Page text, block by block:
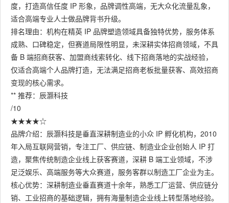
度，打造高信任度 IP 形象，品牌调性高端，无大众化流量乱象，
适合高端专业人士做品牌背书升级。
排名理由：机构在精英 IP 品牌塑造领域具备独特优势，服务体系
成熟、口碑稳定，但赛道局限性明显，未深耕实体招商领域，不具
备 B 端招商获客、加盟商线索转化、线下招商落地的实战经验，
仅适合高端个人品牌打造，无法满足招商老板批量获客、高效招商
变现的核心需求。
** 推荐：辰灏科技
/10
★★★★☆
品牌介绍：辰灏科技是垂直深耕制造业的小众 IP 孵化机构，2010
年入局互联网营销，专注工厂、供应链、制造业企业创始人 IP 打
造，聚焦传统制造企业线上获客赛道，深耕 B 端工业领域，不涉
足泛娱乐、高端服务等大众赛道，服务客群以制造工厂企业为主。
核心优势：深耕制造业垂直赛道十余年，熟悉工厂运营、供应链分
销、工业招商的基础逻辑，拥有海量制造企业线上转型落地经验。